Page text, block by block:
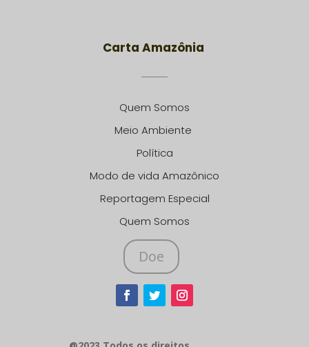
Carta Amazônia
Quem Somos
Meio Ambiente
Política
Modo de vida Amazônico
Reportagem Especial
Quem Somos
Doe